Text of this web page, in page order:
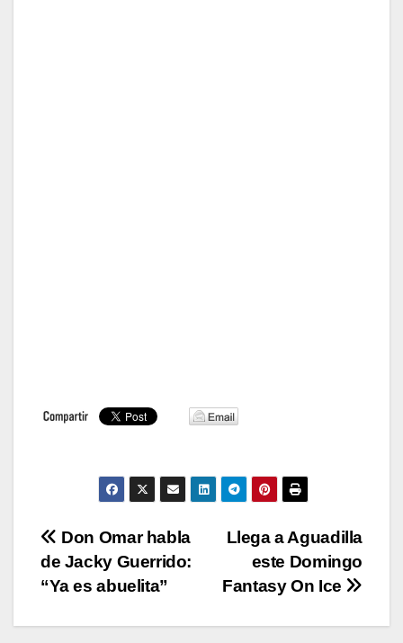
Navegación
de
entradas
Llega a Aguadilla
este Domingo
Fantasy On Ice
Don Omar habla
de Jacky Guerrido:
“Ya es abuelita”